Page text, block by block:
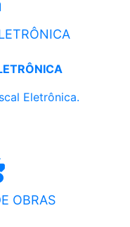
Eletrônica.
OBRAS